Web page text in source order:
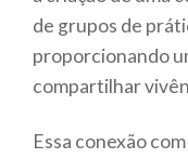
de grupos de
proporcionando
compartilhar
Essa conexão